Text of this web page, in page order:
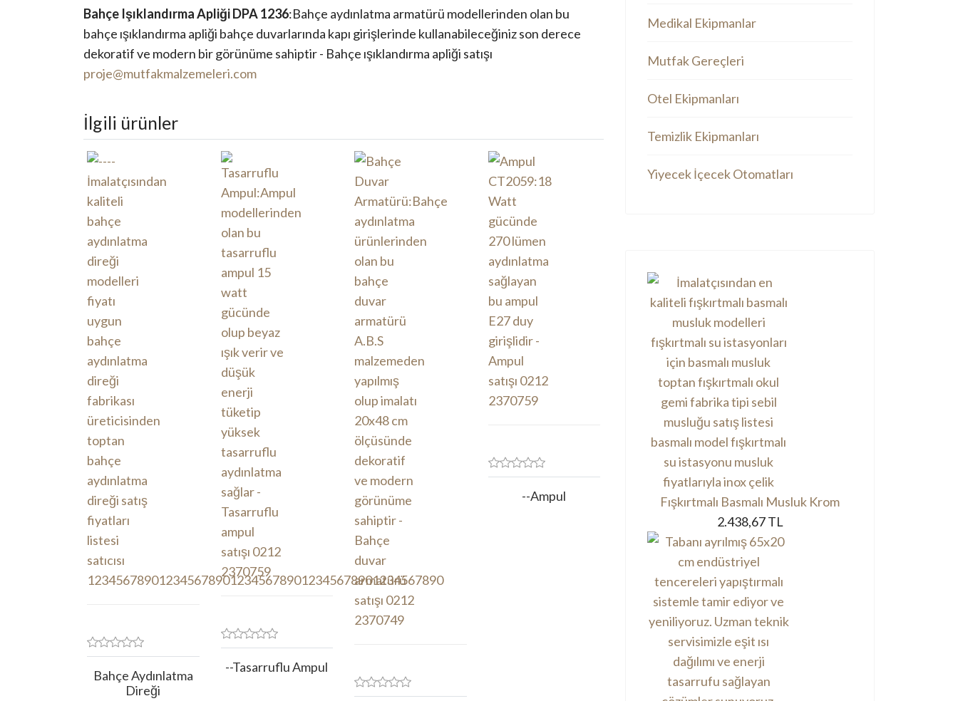
Bahçe Işıklandırma Apliği DPA 1236:Bahçe aydınlatma armatürü modellerinden olan bu
bahçe ışıklandırma apliği bahçe duvarlarında kapı girişlerinde kullanabileceğiniz son derece
dekoratif ve modern bir görünüme sahiptir - Bahçe ışıklandırma apliği satışı
proje@mutfakmalzemeleri.com
İlgili ürünler
Bahçe Aydınlatma
Direği
--Tasarruflu Ampul
--Ampul
Medikal Ekipmanlar
Mutfak Gereçleri
Otel Ekipmanları
Temizlik Ekipmanları
Yiyecek İçecek Otomatları
Fışkırtmalı Basmalı Musluk Krom
2.438,67 TL